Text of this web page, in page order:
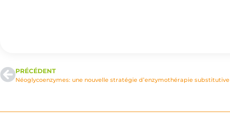
PRÉCÉDENT
Néoglycoenzymes: une nouvelle stratégie d’enzymothérapie substitutive